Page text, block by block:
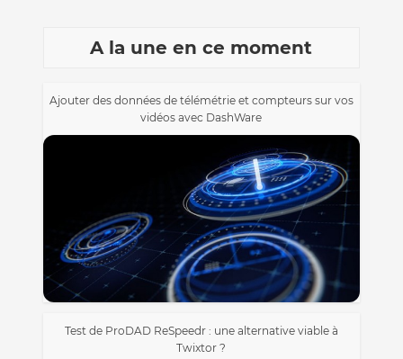
A la une en ce moment
Ajouter des données de télémétrie et compteurs sur vos
vidéos avec DashWare
Test de ProDAD ReSpeedr : une alternative viable à
Twixtor ?